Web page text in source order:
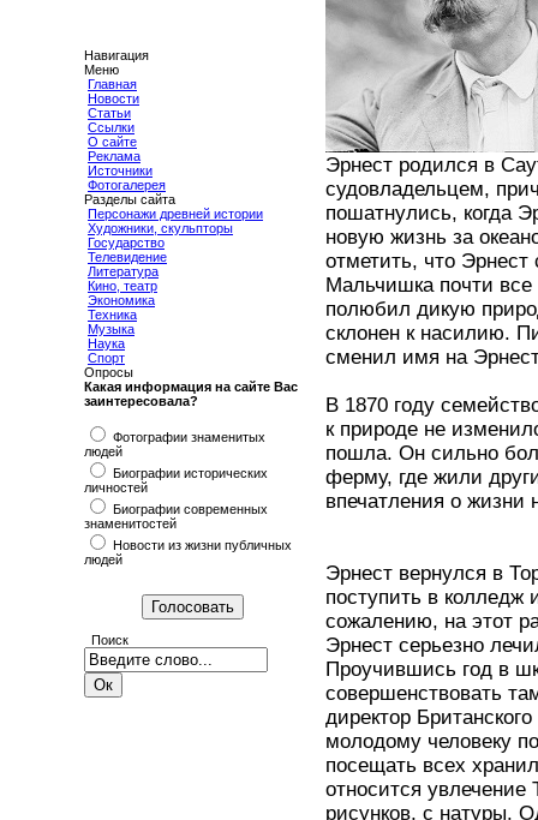
Навигация
Меню
Главная
Новости
Статьи
Ссылки
О сайте
Реклама
Источники
Фотогалерея
Разделы сайта
Персонажи древней истории
Художники, скульпторы
Государство
Телевидение
Литература
Кино, театр
Экономика
Техника
Музыка
Наука
Спорт
Опросы
Какая информация на сайте Вас
заинтересовала?
Фотографии знаменитых
людей
Биографии исторических
личностей
Биографии современных
знаменитостей
Новости из жизни публичных
людей
Поиск
Эрнест родился в
судовладельцем,
пошатнулись, когда
новую жизнь за
отметить, что
Мальчишка почти
полюбил дикую
склонен к насилию.
сменил имя на
В 1870 году
к природе не
пошла. Он сильно
ферму, где жили
впечатления о жизни
Эрнест вернулся в
поступить в колледж
сожалению, на этот
Эрнест серьезно
Проучившись год в
совершенствовать
директор
молодому человеку
посещать всех
относится
рисунков, с натуры.